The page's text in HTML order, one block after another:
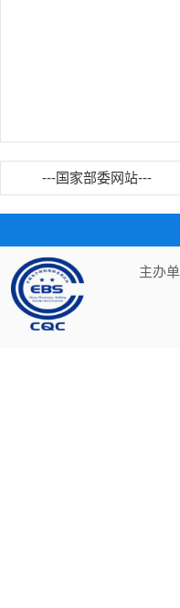
---国家部委网站---
主办